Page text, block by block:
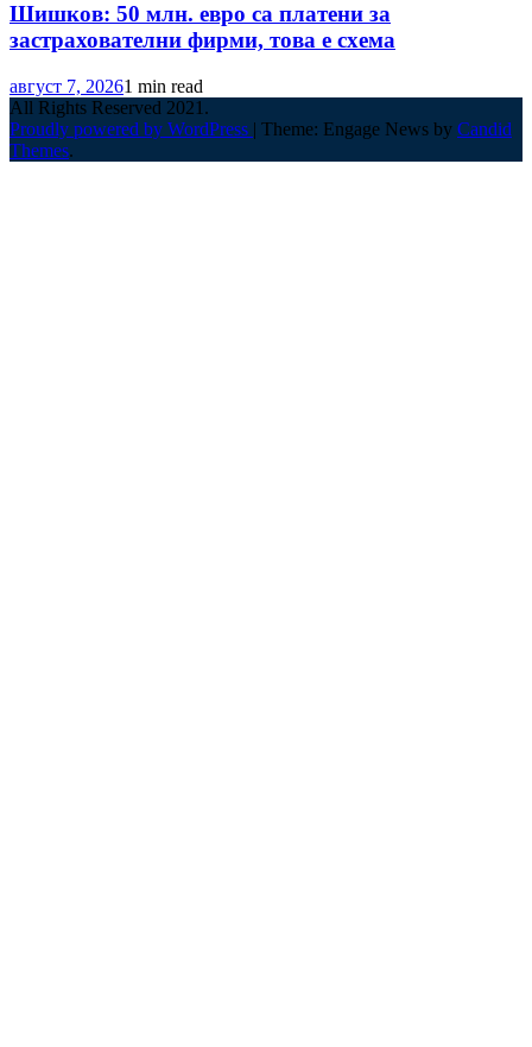
Шишков: 50 млн. евро са платени за
застрахователни фирми, това е схема
август 7, 20261 min read
All Rights Reserved 2021.
Proudly powered by WordPress | Theme: Engage News by Candid
Themes.